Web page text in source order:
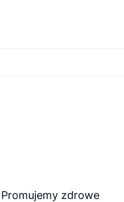
zdrowe